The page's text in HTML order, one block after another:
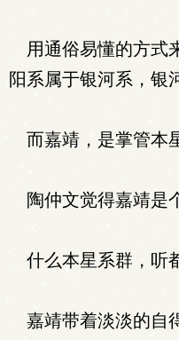
用通俗易懂的方式
阳系属于银河系，银
而嘉靖，是掌管本
陶仲文觉得嘉靖是
什么本星系群，听
嘉靖带着淡淡的自